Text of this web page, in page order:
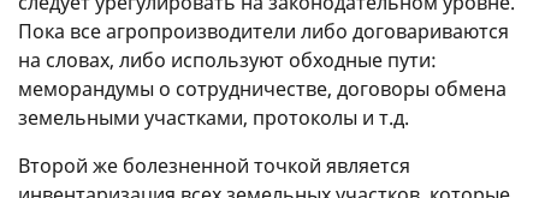
Пока все агропроизводители либо договариваются
на словах, либо используют обходные пути:
меморандумы о сотрудничестве, договоры обмена
земельными участками, протоколы и т.д.
Второй же болезненной точкой является